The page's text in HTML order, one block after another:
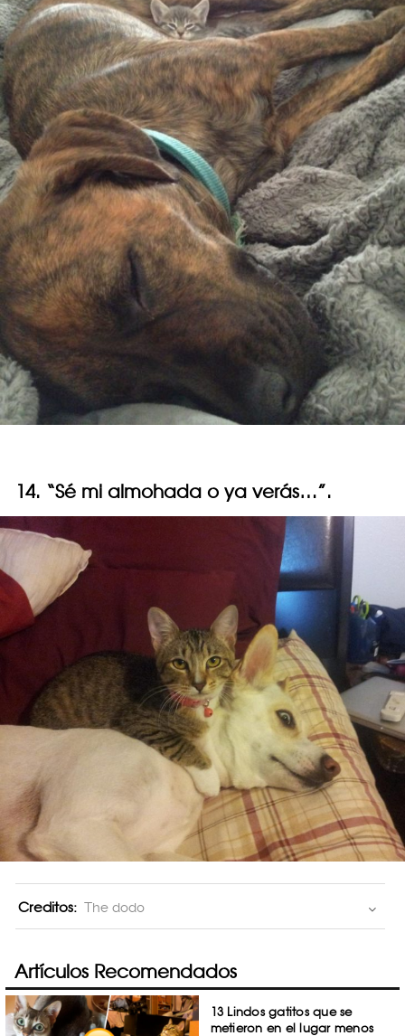
14. “Sé mi almohada o ya verás…”.
Creditos: The dodo
Artículos Recomendados
13 Lindos gatitos que se
metieron en el lugar menos